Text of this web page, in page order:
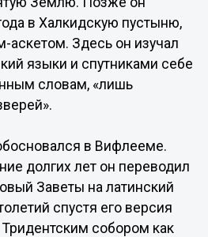
в Халкидскую пустыню,
аскетом. Здесь он изучал
языки и спутниками себе
словам, «лишь
в Вифлееме.
долгих лет он переводил
Заветы на латинский
спустя его версия
собором как